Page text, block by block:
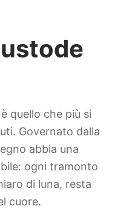
è quello che più si
Governato dalla
abbia una
ogni tramonto
di luna, resta
cuore.